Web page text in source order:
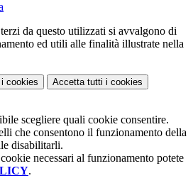
da questo utilizzati si avvalgono di
ed utili alle finalità illustrate nella
i cookies Accetta tutti i cookies
scegliere quali cookie consentire.
che consentono il funzionamento della
disabilitarli.
necessari al funzionamento potete
.